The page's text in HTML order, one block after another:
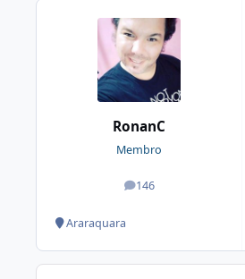
RonanC
Membro
146
posts
Araraquara